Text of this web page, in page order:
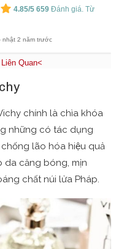
4.85/5 659 Đánh giá. Từ
nhật 2 năm trước
Quan<
chính là chìa khóa
những có tác dụng
lão hóa hiệu quả
da căng bóng, mịn
chất núi lửa Pháp.